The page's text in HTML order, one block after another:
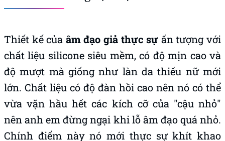
Thiết kế của âm đạo giả thực sự ấn tượng với
chất liệu silicone siêu mềm, có độ mịn cao và
độ mượt mà giống như làn da thiếu nữ mới
lớn. Chất liệu có độ đàn hồi cao nên nó có thể
vừa vặn hầu hết các kích cỡ của "cậu nhỏ"
nên anh em đừng ngại khi lỗ âm đạo quá nhỏ.
Chính điểm này nó mới thực sự khít khao